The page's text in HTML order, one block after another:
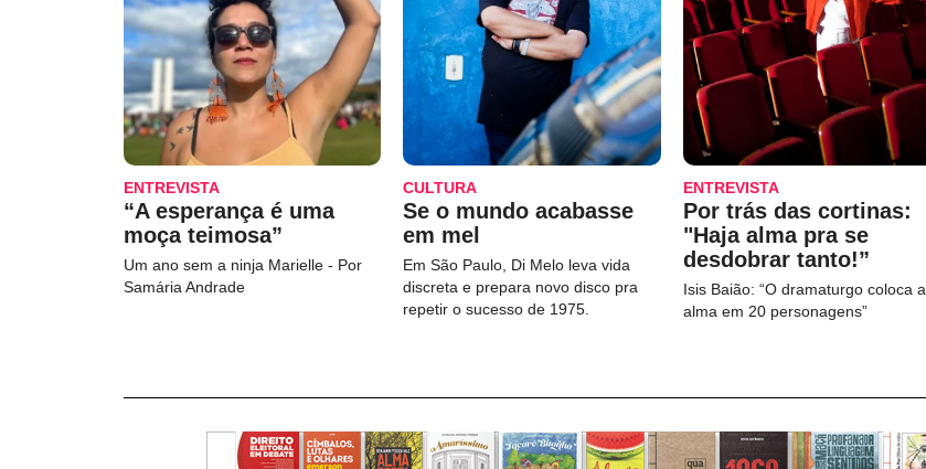
ENTREVISTA
“A esperança é uma
moça teimosa”
Um ano sem a ninja Marielle - Por
Samária Andrade
CULTURA
Se o mundo acabasse
em mel
Em São Paulo, Di Melo leva vida
discreta e prepara novo disco pra
repetir o sucesso de 1975.
ENTREVISTA
Por trás das cortinas:
"Haja alma pra se
desdobrar tanto!”
Isis Baião: “O dramaturgo coloca a
alma em 20 personagens”